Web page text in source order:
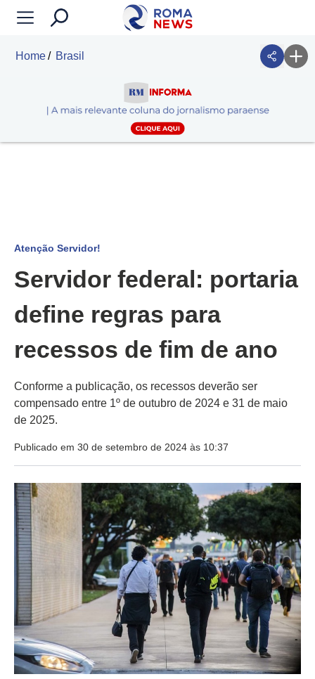
Home Brasil
Atenção Servidor!
Servidor federal: portaria
define regras para
recessos de fim de ano
Conforme a publicação, os recessos deverão ser
compensado entre 1º de outubro de 2024 e 31 de maio
de 2025.
Publicado em 30 de setembro de 2024 às 10:37